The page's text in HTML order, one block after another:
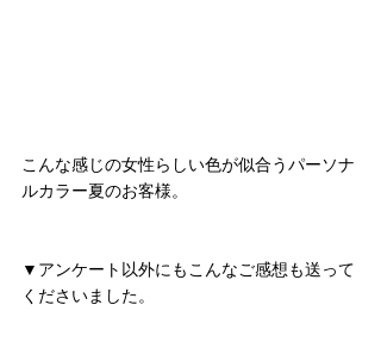
こんな感じの女性らしい色が似合うパーソナ
ルカラー夏のお客様。
▼アンケート以外にもこんなご感想も送って
くださいました。